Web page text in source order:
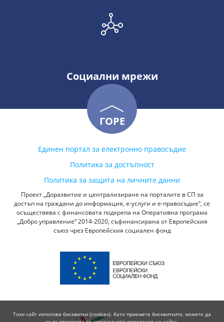
Социални мрежи
ГОРЕ
Единен портал за електронно правосъдие
Политика за достъпност
Политика за защита на личните данни
Проект „Доразвитие и централизиране на порталите в СП за
достъп на граждани до информация, е-услуги и е-правосъдие“, се
осъществява с финансовата подкрепа на Оперативна програма
„Добро управление“ 2014-2020, съфинансирана от Европейския
съюз чрез Европейския социален фонд
Този сайт използва бисквитки (cookies). Като приемете бисквитките, можете да